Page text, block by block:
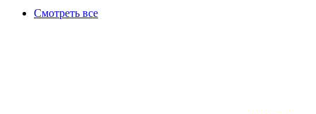
Смотреть все